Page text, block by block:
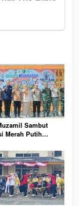
Sambut
Merah Putih
Tanah Merah